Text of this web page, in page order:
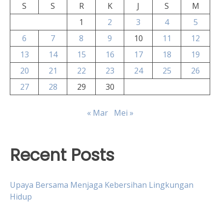
S
S R K J S
M
1
2 3 4
5
6
7 8 9 10 11
12
13
14 15 16 17 18
19
20
21 22 23 24 25
26
27
28 29 30
« Mar Mei »
Recent Posts
Upaya Bersama Menjaga Kebersihan Lingkungan
Hidup